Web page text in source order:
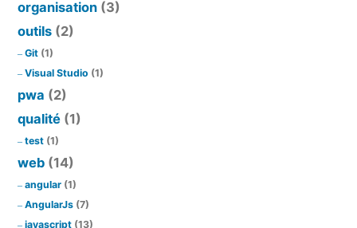
organisation (3)
outils (2)
Git (1)
Visual Studio (1)
pwa (2)
qualité (1)
test (1)
web (14)
angular (1)
AngularJs (7)
javascript (13)